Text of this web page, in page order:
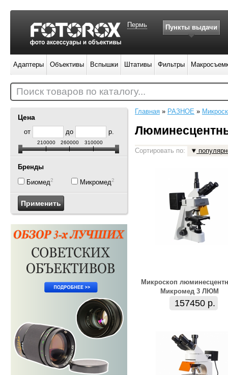
Цена
от до р.
210000 260000 310000
Бренды
Биомед2 Микромед2
Главная » РАЗНОЕ »
Сортировать по:
Микроскоп
Микромед 3 ЛЮМ
157450 р.
Пермь Пункты выдачи
Адаптеры Объективы Вспышки Штативы Фильтры
Поиск товаров по каталогу...